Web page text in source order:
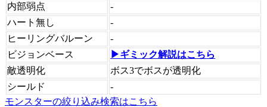
内部弱点
-
ハート無し
-
ヒーリングバルーン
-
ビジョンベース
▶ギミック解説はこちら
敵透明化
ボス3でボスが透明化
シールド
-
モンスターの絞り込み検索はこちら